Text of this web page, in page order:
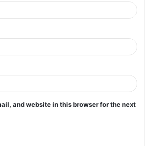
and website in this browser for the next